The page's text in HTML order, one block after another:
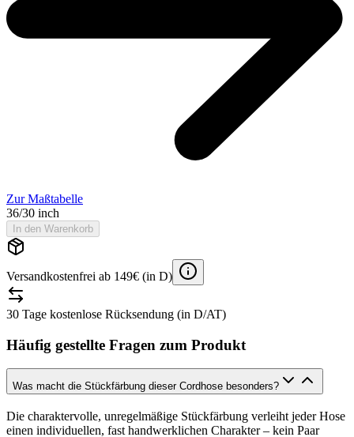
Zur Maßtabelle
36/30 inch
In den Warenkorb
Versandkostenfrei ab 149€ (in D)
30 Tage kostenlose Rücksendung (in D/AT)
Häufig gestellte Fragen zum Produkt
Was macht die Stückfärbung dieser Cordhose besonders?
Die charaktervolle, unregelmäßige Stückfärbung verleiht jeder Hose
einen individuellen, fast handwerklichen Charakter – kein Paar